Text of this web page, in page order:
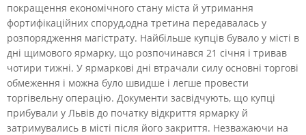
покращення економічного стану міста й утримання
фортифікаційних споруд,одна третина передавалась у
розпорядження магістрату. Найбільше купців бувало у місті в
дні щимового ярмарку, що розпочинався 21 січня і тривав
чотири тижні. У ярмаркові дні втрачали силу основні торгові
обмеження і можна було швидше і легше провести
торгівельну операцію. Документи засвідчують, що купці
прибували у Львів до початку відкриття ярмарку й
затримувались в місті після його закриття. Незважаючи на